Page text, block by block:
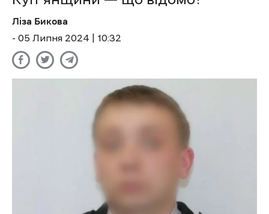
Ліза Бикова
- 05 Липня 2024 | 10:32